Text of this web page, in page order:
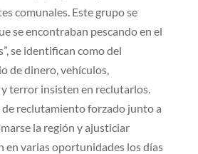
comunales. Este grupo se
se encontraban pescando en el
se identifican como del
de dinero, vehículos,
terror insisten en reclutarlos.
de reclutamiento forzado junto a
la región y ajusticiar
en varias oportunidades los días